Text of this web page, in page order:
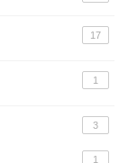
17
1
3
1